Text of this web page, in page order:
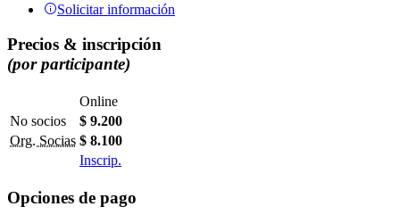
Solicitar información
Precios & inscripción
(por participante)
Online
No socios
$ 9.200
Org. Socias $ 8.100
Inscrip.
Opciones de pago